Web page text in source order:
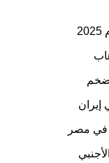
إيران
في مصر